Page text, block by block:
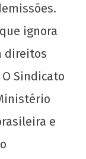
ignora
direitos
Sindicato
e